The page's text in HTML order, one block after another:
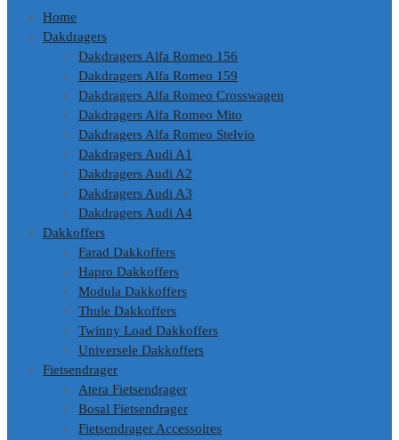
Home
Dakdragers
Dakdragers Alfa Romeo 156
Dakdragers Alfa Romeo 159
Dakdragers Alfa Romeo Crosswagen
Dakdragers Alfa Romeo Mito
Dakdragers Alfa Romeo Stelvio
Dakdragers Audi A1
Dakdragers Audi A2
Dakdragers Audi A3
Dakdragers Audi A4
Dakkoffers
Farad Dakkoffers
Hapro Dakkoffers
Modula Dakkoffers
Thule Dakkoffers
Twinny Load Dakkoffers
Universele Dakkoffers
Fietsendrager
Atera Fietsendrager
Bosal Fietsendrager
Fietsendrager Accessoires